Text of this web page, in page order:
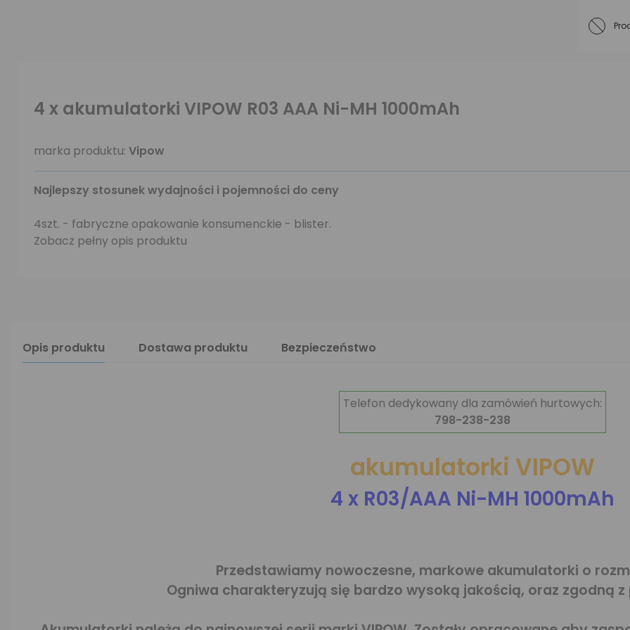
4 x akumulatorki VIPOW R03 AAA Ni-MH 1000mAh
marka produktu: Vipow
Najlepszy stosunek wydajności i pojemności do ceny
4szt. - fabryczne opakowanie konsumenckie - blister.
Zobacz pełny opis produktu
Opis produktu Dostawa produktu Bezpieczeństwo
Telefon dedykowany dla zamówień hurtowych:
798-238-238
akumulatorki VIPOW
4 x R03/AAA Ni-MH 1000mAh
Przedstawiamy nowoczesne, markowe akumulatorki o
Ogniwa charakteryzują się bardzo wysoką jakością, oraz zgodną z